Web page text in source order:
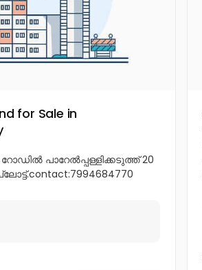
for Sale in
റോഡിൽ പാറേൽപ്പള്ളിക്കടുത്ത് 20